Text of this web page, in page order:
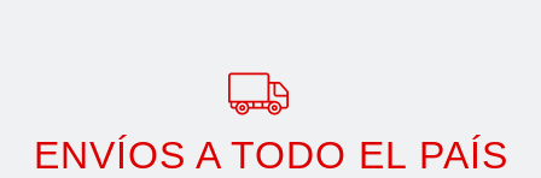
ENVÍOS A TODO EL PAÍS